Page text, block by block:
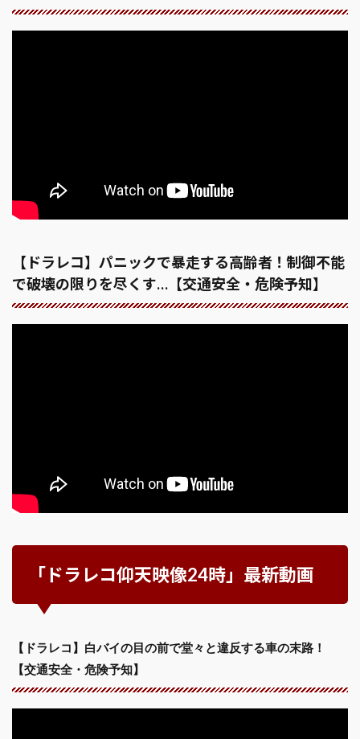
【ドラレコ】パニックで暴走する高齢者！制御不能
で破壊の限りを尽くす…【交通安全・危険予知】
「ドラレコ仰天映像24時」最新動画
【ドラレコ】白バイの目の前で堂々と違反する車の末路！
【交通安全・危険予知】